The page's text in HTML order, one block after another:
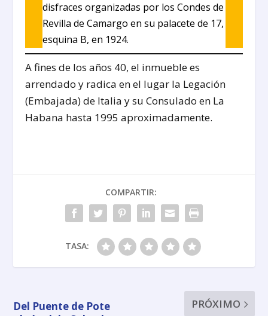
disfraces organizadas por los Condes de
Revilla de Camargo en su palacete de 17,
esquina B, en 1924.
A fines de los años 40, el inmueble es
arrendado y radica en el lugar la Legación
(Embajada) de Italia y su Consulado en La
Habana hasta 1995 aproximadamente.
COMPARTIR:
TASA:
Del Puente de Pote
PRÓXIMO